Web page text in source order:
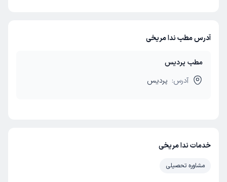
آدرس مطب ندا مریخی
مطب پردیس
آدرس: پردیس
خدمات ندا مریخی
مشاوره تحصیلی